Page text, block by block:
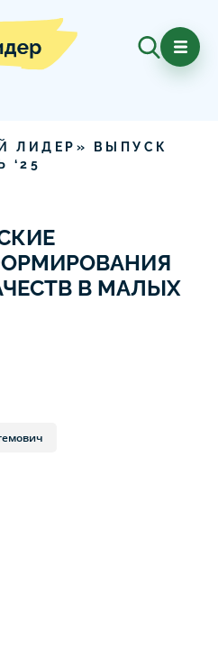
ЛИДЕР» ВЫПУСК
‘25
В МАЛЫХ